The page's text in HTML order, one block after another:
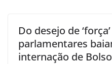
Do desejo de
parlamentares
internação de